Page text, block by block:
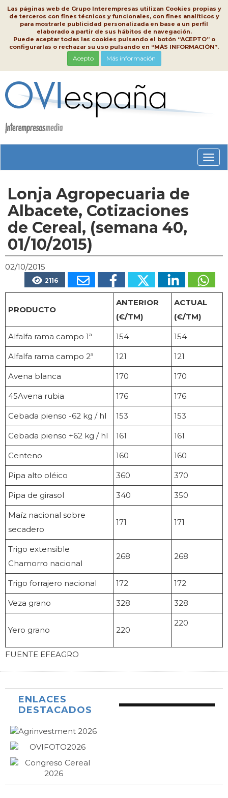
Las páginas web de Grupo Interempresas utilizan Cookies propias y
de terceros con fines técnicos y funcionales, con fines analíticos y
para mostrarle publicidad personalizada en base a un perfil
elaborado a partir de sus hábitos de navegación.
Puede aceptar todas las cookies pulsando el botón “ACEPTO” o
configurarlas o rechazar su uso pulsando en “MÁS INFORMACIÓN”.
Acepto Más información
Lonja Agropecuaria de
Albacete, Cotizaciones
de Cereal, (semana 40,
01/10/2015)
02/10/2015
2116
PRODUCTO
ANTERIOR
(€/TM)
ACTUAL
(€/TM)
Alfalfa rama campo 1ª 154 154
Alfalfa rama campo 2ª 121 121
Avena blanca 170 170
45Avena rubia 176 176
Cebada pienso -62 kg / hl 153 153
Cebada pienso +62 kg / hl 161 161
Centeno 160 160
Pipa alto oléico 360 370
Pipa de girasol 340 350
Maíz nacional sobre
secadero
171 171
Trigo extensible
Chamorro nacional
268 268
Trigo forrajero nacional 172 172
Veza grano 328 328
Yero grano 220
220
FUENTE EFEAGRO
ENLACES
DESTACADOS